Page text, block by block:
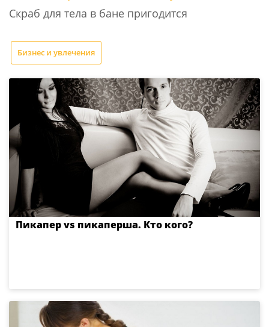
Скраб для тела в бане пригодится
Бизнес и увлечения
Пикапер vs пикаперша. Кто кого?